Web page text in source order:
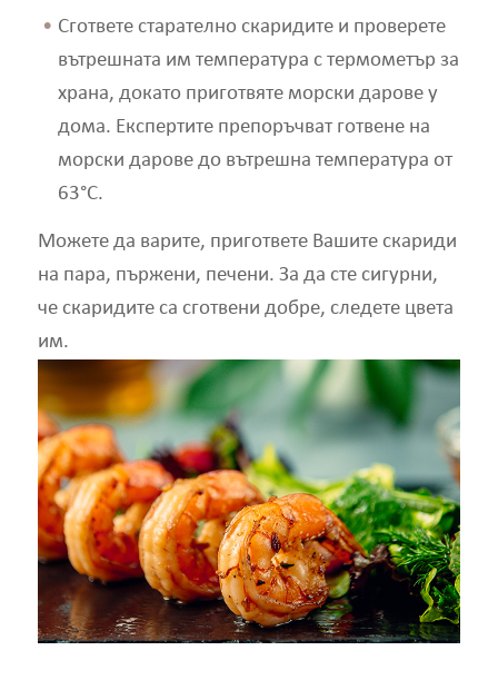
Сгответе старателно скаридите и проверете
вътрешната им температура с термометър за
храна, докато приготвяте морски дарове у
дома. Експертите препоръчват готвене на
морски дарове до вътрешна температура от
63°C.
Можете да варите, пригответе Вашите скариди
на пара, пържени, печени. За да сте сигурни,
че скаридите са сготвени добре, следете цвета
им.